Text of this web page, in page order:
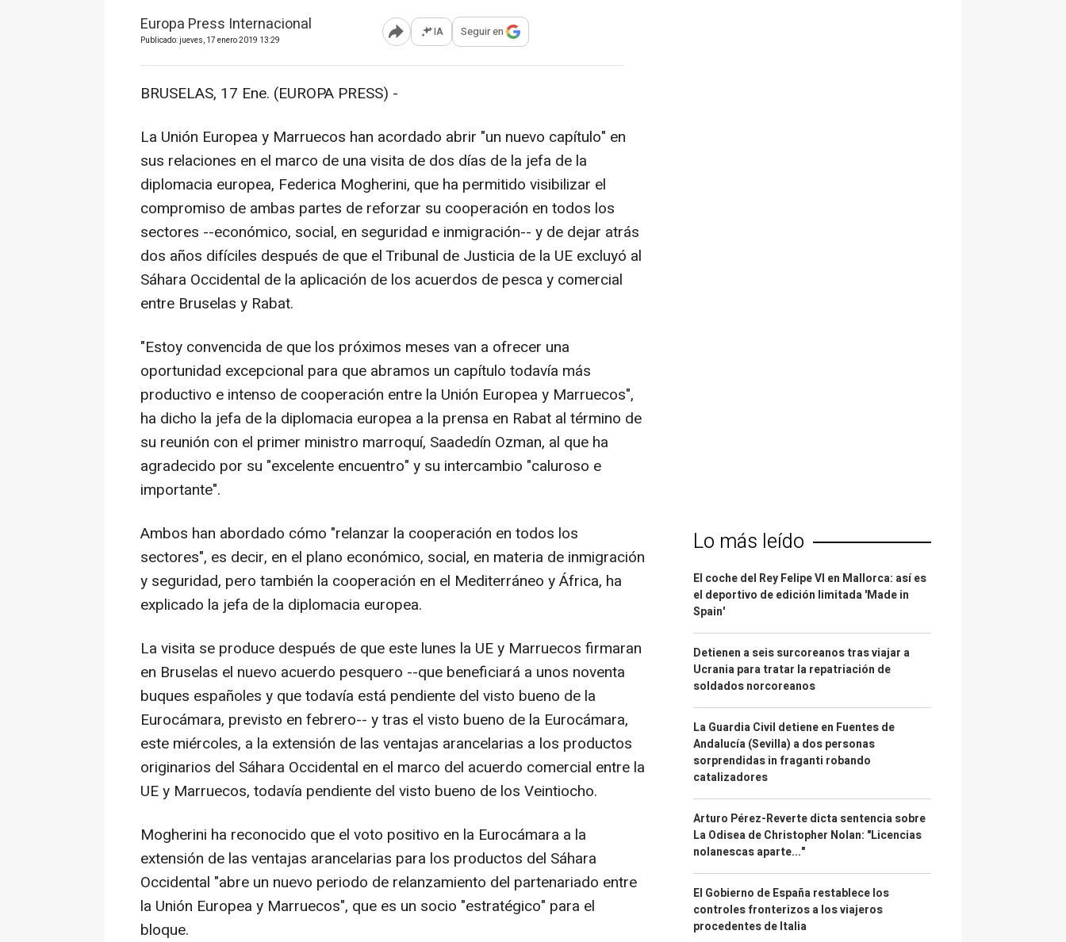
Europa Press Internacional
Publicado: jueves, 17 enero 2019 13:29 Abrir opciones para compartir
IA Seguir en
BRUSELAS, 17 Ene. (EUROPA PRESS) -
La Unión Europea y Marruecos han acordado abrir "un nuevo capítulo" en
sus relaciones en el marco de una visita de dos días de la jefa de la
diplomacia europea, Federica Mogherini, que ha permitido visibilizar el
compromiso de ambas partes de reforzar su cooperación en todos los
sectores --económico, social, en seguridad e inmigración-- y de dejar atrás
dos años difíciles después de que el Tribunal de Justicia de la UE excluyó al
Sáhara Occidental de la aplicación de los acuerdos de pesca y comercial
entre Bruselas y Rabat.
"Estoy convencida de que los próximos meses van a ofrecer una
oportunidad excepcional para que abramos un capítulo todavía más
productivo e intenso de cooperación entre la Unión Europea y Marruecos",
ha dicho la jefa de la diplomacia europea a la prensa en Rabat al término de
su reunión con el primer ministro marroquí, Saadedín Ozman, al que ha
agradecido por su "excelente encuentro" y su intercambio "caluroso e
importante".
Ambos han abordado cómo "relanzar la cooperación en todos los
sectores", es decir, en el plano económico, social, en materia de inmigración
y seguridad, pero también la cooperación en el Mediterráneo y África, ha
explicado la jefa de la diplomacia europea.
La visita se produce después de que este lunes la UE y Marruecos firmaran
en Bruselas el nuevo acuerdo pesquero --que beneficiará a unos noventa
buques españoles y que todavía está pendiente del visto bueno de la
Eurocámara, previsto en febrero-- y tras el visto bueno de la Eurocámara,
este miércoles, a la extensión de las ventajas arancelarias a los productos
originarios del Sáhara Occidental en el marco del acuerdo comercial entre la
UE y Marruecos, todavía pendiente del visto bueno de los Veintiocho.
Mogherini ha reconocido que el voto positivo en la Eurocámara a la
extensión de las ventajas arancelarias para los productos del Sáhara
Occidental "abre un nuevo periodo de relanzamiento del partenariado entre
la Unión Europea y Marruecos", que es un socio "estratégico" para el
bloque.
Lo más leído
El coche del Rey Felipe VI en Mallorca: así es
el deportivo de edición limitada 'Made in
Spain'
Detienen a seis surcoreanos tras viajar a
Ucrania para tratar la repatriación de
soldados norcoreanos
La Guardia Civil detiene en Fuentes de
Andalucía (Sevilla) a dos personas
sorprendidas in fraganti robando
catalizadores
Arturo Pérez-Reverte dicta sentencia sobre
La Odisea de Christopher Nolan: "Licencias
nolanescas aparte..."
El Gobierno de España restablece los
controles fronterizos a los viajeros
procedentes de Italia